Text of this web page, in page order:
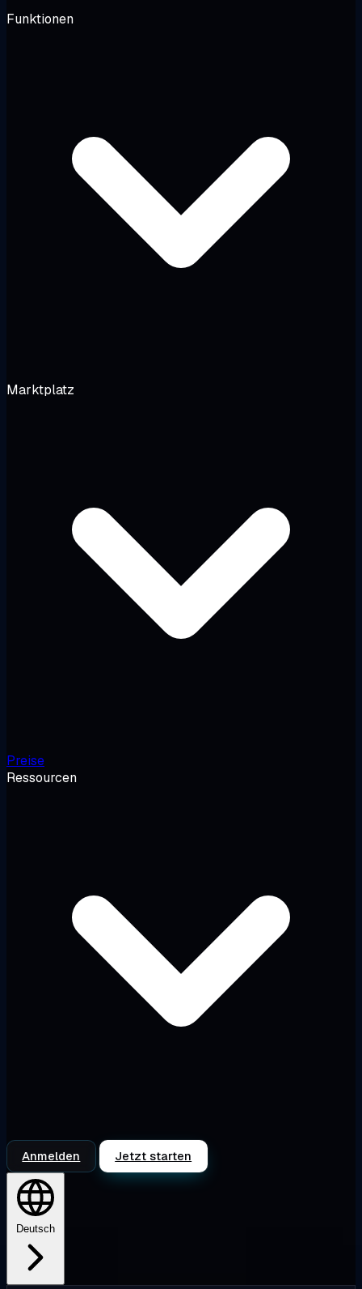
Funktionen
Marktplatz
Preise
Ressourcen
Anmelden Jetzt starten
Deutsch